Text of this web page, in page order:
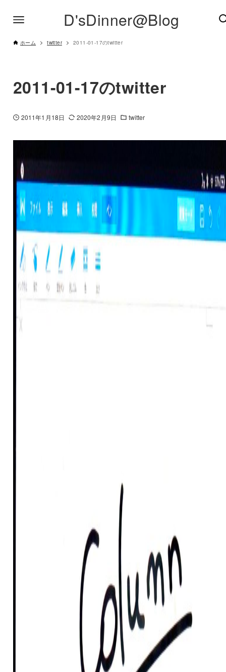
D'sDinner@Blog
ホーム twitter 2011-01-17のtwitter
2011-01-17のtwitter
2011年1月18日 2020年2月9日 twitter